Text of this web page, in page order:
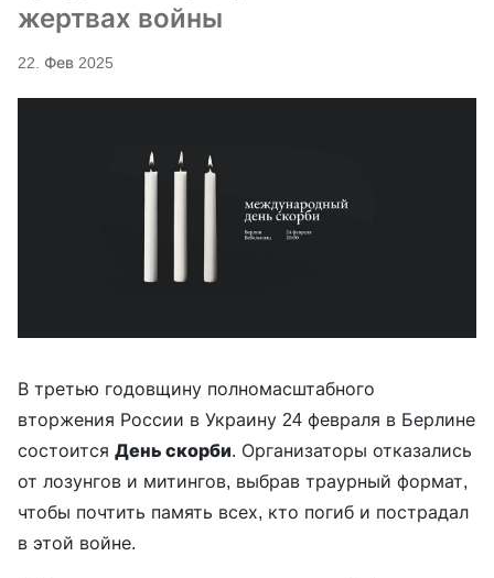
жертвах войны
22. Фев 2025
В третью годовщину полномасштабного
вторжения России в Украину 24 февраля в Берлине
состоится День скорби. Организаторы отказались
от лозунгов и митингов, выбрав траурный формат,
чтобы почтить память всех, кто погиб и пострадал
в этой войне.